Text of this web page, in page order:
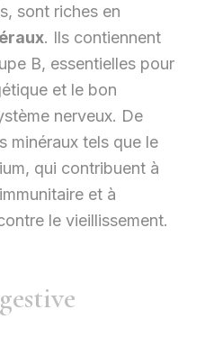
sont riches en
. Ils contiennent
B, essentielles pour
et le bon
nerveux. De
minéraux tels que le
qui contribuent à
et à
le vieillissement.